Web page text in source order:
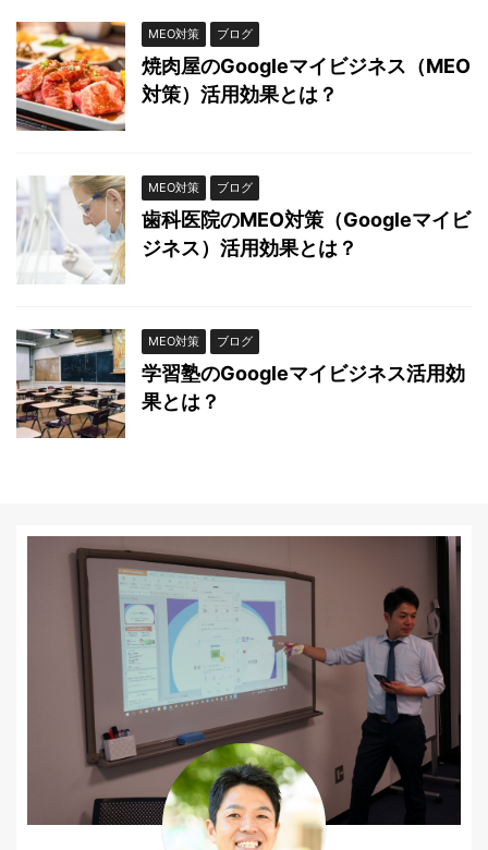
MEO対策 ブログ
焼肉屋のGoogleマイビジネス（MEO
対策）活用効果とは？
MEO対策 ブログ
歯科医院のMEO対策（Googleマイビ
ジネス）活用効果とは？
MEO対策 ブログ
学習塾のGoogleマイビジネス活用効
果とは？